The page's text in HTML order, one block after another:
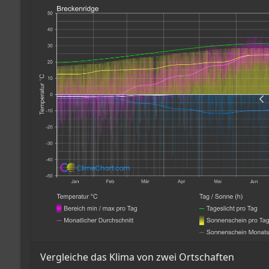
Vergleiche das Klima von zwei Ortschaften